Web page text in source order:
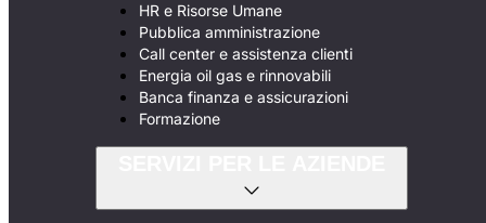
HR e Risorse Umane
Pubblica amministrazione
Call center e assistenza clienti
Energia oil gas e rinnovabili
Banca finanza e assicurazioni
Formazione